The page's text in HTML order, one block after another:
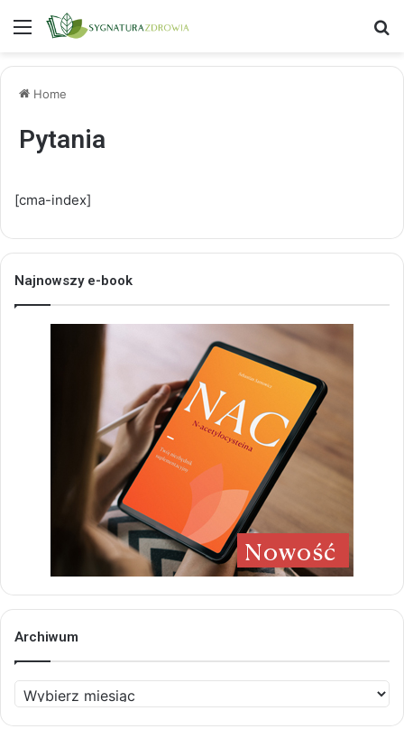
Menu
Home
Pytania
[cma-index]
Najnowszy e-book
Archiwum
Archiwum